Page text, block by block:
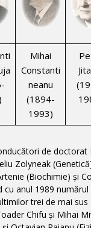
Mihai
Constanti
neanu
(1894-
1993)
de doctorat
Zolyneak
(Biochimie) și
cu anul 1989
trei de mai sus
Chifu și Mihai